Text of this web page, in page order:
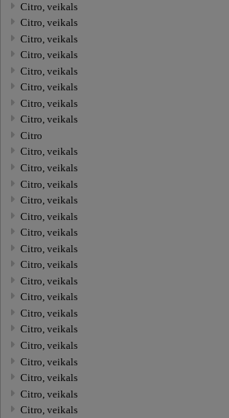
Citro, veikals
Citro, veikals
Citro, veikals
Citro, veikals
Citro, veikals
Citro, veikals
Citro, veikals
Citro, veikals
Citro
Citro, veikals
Citro, veikals
Citro, veikals
Citro, veikals
Citro, veikals
Citro, veikals
Citro, veikals
Citro, veikals
Citro, veikals
Citro, veikals
Citro, veikals
Citro, veikals
Citro, veikals
Citro, veikals
Citro, veikals
Citro, veikals
Citro, veikals